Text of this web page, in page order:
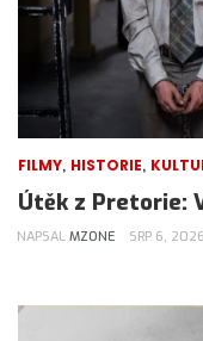
FILMY, HISTORIE,
Útěk z Pretorie:
NAPSAL MZONE SRP 6, 2026